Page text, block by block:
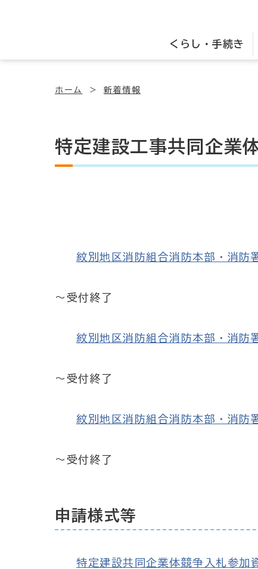
くらし・手続き
ホーム 新着情報
特定建設工事共同企業
紋別地区消防組合消防本部・消防
～受付終了
紋別地区消防組合消防本部・消防
～受付終了
紋別地区消防組合消防本部・消防
～受付終了
申請様式等
特定建設共同企業体競争入札参加